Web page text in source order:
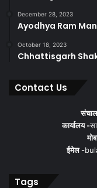
December 28, 2023
Ayodhya Ram
October 18, 2023
Chhattisgarh
Contact Us
कार्यालय -
ईमेल -
Tags